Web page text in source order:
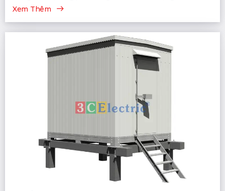
thông...
Xem Thêm